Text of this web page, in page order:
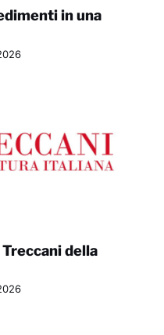
in una
della